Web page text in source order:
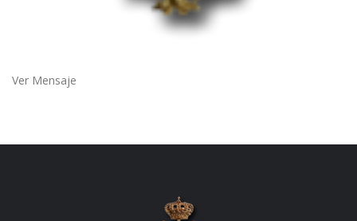
Ver Mensaje